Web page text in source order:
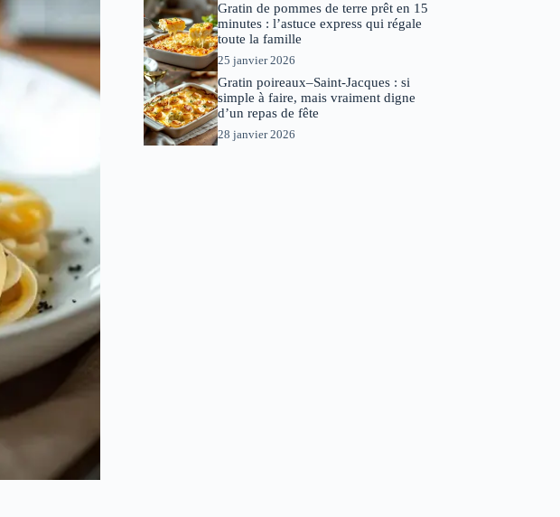
Gratin de pommes de terre prêt en 15
minutes : l’astuce express qui régale
toute la famille
25 janvier 2026
Gratin poireaux–Saint-Jacques : si
simple à faire, mais vraiment digne
d’un repas de fête
28 janvier 2026